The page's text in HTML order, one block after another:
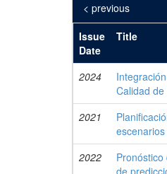
< previous
Issue
Date
Title
2024
Calidad
2021
2022
de